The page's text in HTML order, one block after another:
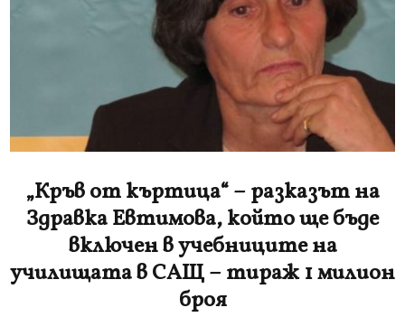
„Кръв от къртица“ – разказът на
Здравка Евтимова, който ще бъде
включен в учебниците на
училищата в САЩ – тираж 1 милион
броя